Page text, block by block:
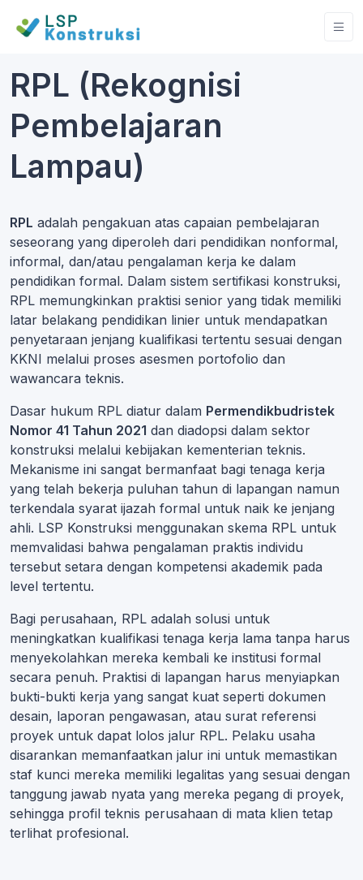
RPL (Rekognisi
Pembelajaran
Lampau)
RPL adalah pengakuan atas capaian pembelajaran
seseorang yang diperoleh dari pendidikan nonformal,
informal, dan/atau pengalaman kerja ke dalam
pendidikan formal. Dalam sistem sertifikasi konstruksi,
RPL memungkinkan praktisi senior yang tidak memiliki
latar belakang pendidikan linier untuk mendapatkan
penyetaraan jenjang kualifikasi tertentu sesuai dengan
KKNI melalui proses asesmen portofolio dan
wawancara teknis.
Dasar hukum RPL diatur dalam Permendikbudristek
Nomor 41 Tahun 2021 dan diadopsi dalam sektor
konstruksi melalui kebijakan kementerian teknis.
Mekanisme ini sangat bermanfaat bagi tenaga kerja
yang telah bekerja puluhan tahun di lapangan namun
terkendala syarat ijazah formal untuk naik ke jenjang
ahli. LSP Konstruksi menggunakan skema RPL untuk
memvalidasi bahwa pengalaman praktis individu
tersebut setara dengan kompetensi akademik pada
level tertentu.
Bagi perusahaan, RPL adalah solusi untuk
meningkatkan kualifikasi tenaga kerja lama tanpa harus
menyekolahkan mereka kembali ke institusi formal
secara penuh. Praktisi di lapangan harus menyiapkan
bukti-bukti kerja yang sangat kuat seperti dokumen
desain, laporan pengawasan, atau surat referensi
proyek untuk dapat lolos jalur RPL. Pelaku usaha
disarankan memanfaatkan jalur ini untuk memastikan
staf kunci mereka memiliki legalitas yang sesuai dengan
tanggung jawab nyata yang mereka pegang di proyek,
sehingga profil teknis perusahaan di mata klien tetap
terlihat profesional.